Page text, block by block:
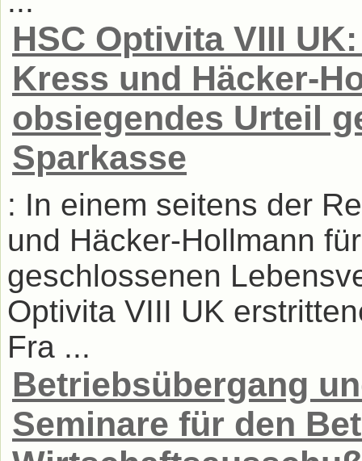
HSC Optivita VIII
Kress und Häcker-
obsiegendes Urteil
Sparkasse
: In einem seitens der
und Häcker-Hollmann
geschlossenen
Optivita VIII UK
Fra ...
Betriebsübergang
Seminare für den